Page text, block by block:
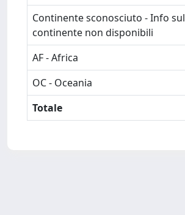
Continente sconosciuto - Info sul
continente non disponibili
AF - Africa
OC - Oceania
Totale